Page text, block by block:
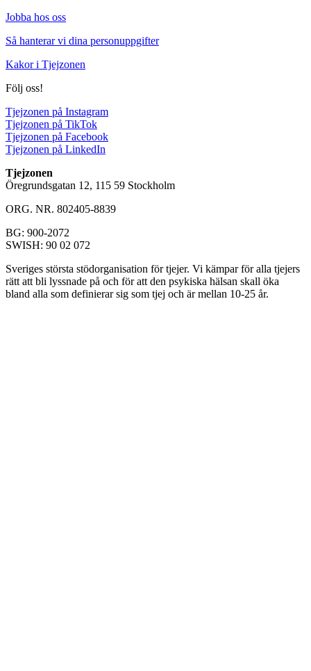
Jobba hos oss
Så hanterar vi dina personuppgifter
Kakor i Tjejzonen
Följ oss!
Tjejzonen på Instagram
Tjejzonen på TikTok
Tjejzonen på Facebook
Tjejzonen på LinkedIn
Tjejzonen
Öregrundsgatan 12, 115 59 Stockholm
ORG. NR. 802405-8839
BG: 900-2072
SWISH: 90 02 072
Sveriges största stödorganisation för tjejer. Vi kämpar för alla tjejers
rätt att bli lyssnade på och för att den psykiska hälsan skall öka
bland alla som definierar sig som tjej och är mellan 10-25 år.